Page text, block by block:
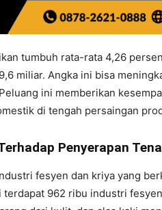
tumbuh rata-rata 4,26
miliar. Angka ini bisa
ini memberikan
di tengah persaingan
Penyerapan
fesyen dan kriya yang
terdapat 962 ribu industri